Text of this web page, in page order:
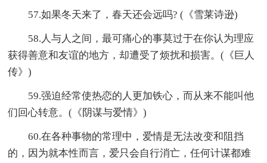
57.如果冬天来了，春天还会远吗? (《雪莱诗逊)
58.人与人之间，最可痛心的事莫过于在你认为理应
获得善意和友谊的地方，却遭受了烦扰和损害。(《巨人
传》)
59.强迫经常使热恋的人更加铁心，而从来不能叫他
们回心转意。(《阴谋与爱情》)
60.在各种事物的常理中，爱情是无法改变和阻挡
的，因为就本性而言，爱只会自行消亡，任何计谋都难